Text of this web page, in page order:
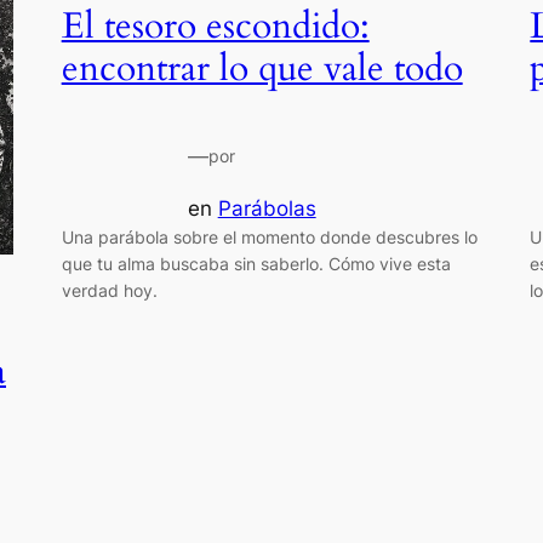
El tesoro escondido:
encontrar lo que vale todo
—por
en Parábolas
Una parábola sobre el momento donde descubres lo
que tu alma buscaba sin saberlo. Cómo vive esta
verdad hoy.